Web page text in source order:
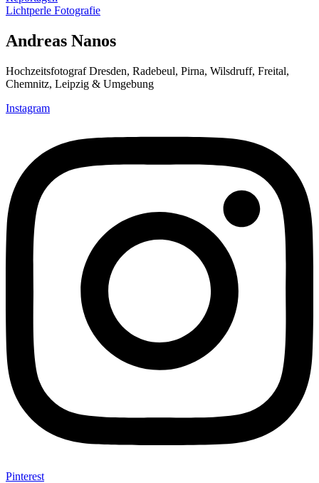
Lichtperle Fotografie
Andreas Nanos
Hochzeitsfotograf Dresden, Radebeul, Pirna, Wilsdruff, Freital,
Chemnitz, Leipzig & Umgebung
Instagram
Pinterest